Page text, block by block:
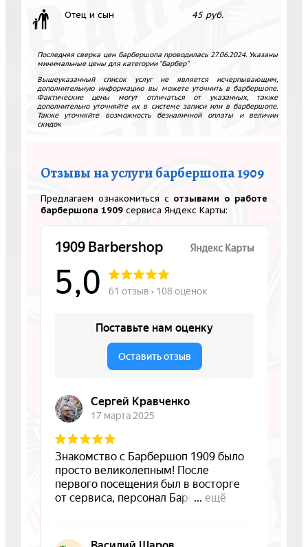
Отец и сын 45 руб.
Последняя сверка цен барбершопа проводилась 27.06.2024. Указаны
минимальные цены для категории "барбер"
Вышеуказанный список услуг не является исчерпывающим,
дополнительную информацию вы можете уточнить в барбершопе.
Фактические цены могут отличаться от указанных, также
дополнительно уточняйте их в системе записи или в барбершопе.
Также уточняйте возможность безналичной оплаты и величин
скидок
Отзывы на услуги барбершопа 1909
Предлагаем ознакомиться с отзывами о работе
барбершопа 1909сервиса Яндекс Карты: